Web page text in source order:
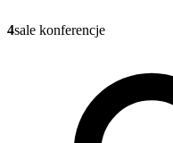
4sale konferencje